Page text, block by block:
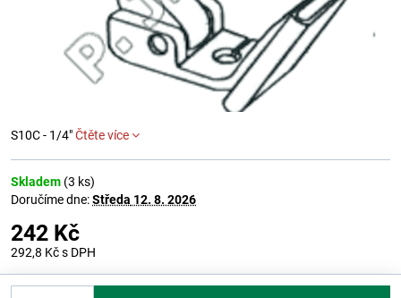
S10C - 1/4"Čtěte více
Skladem (3 ks)
Doručíme dne:Středa 12. 8. 2026
242 Kč
292,8 Kčs DPH